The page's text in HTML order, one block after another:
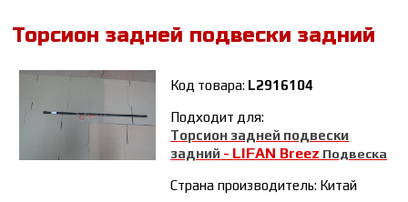
Торсион задней подвески задний
Код товара: L2916104
Подходит для:
Торсион задней подвески
задний - LIFAN Breez Подвеска
Страна производитель: Китай